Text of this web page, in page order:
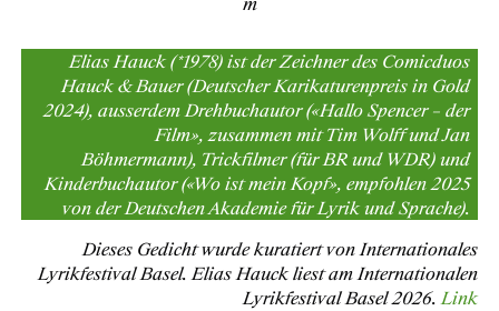
Elias Hauck (*1978) ist der Zeichner des Comicduos
Hauck & Bauer (Deutscher Karikaturenpreis in Gold
2024), ausserdem Drehbuchautor («Hallo Spencer – der
Film», zusammen mit Tim Wolff und Jan
Böhmermann), Trickfilmer (für BR und WDR) und
Kinderbuchautor («Wo ist mein Kopf», empfohlen 2025
von der Deutschen Akademie für Lyrik und Sprache).
Dieses Gedicht wurde kuratiert von Internationales
Lyrikfestival Basel. Elias Hauck liest am Internationalen
Lyrikfestival Basel 2026. Link